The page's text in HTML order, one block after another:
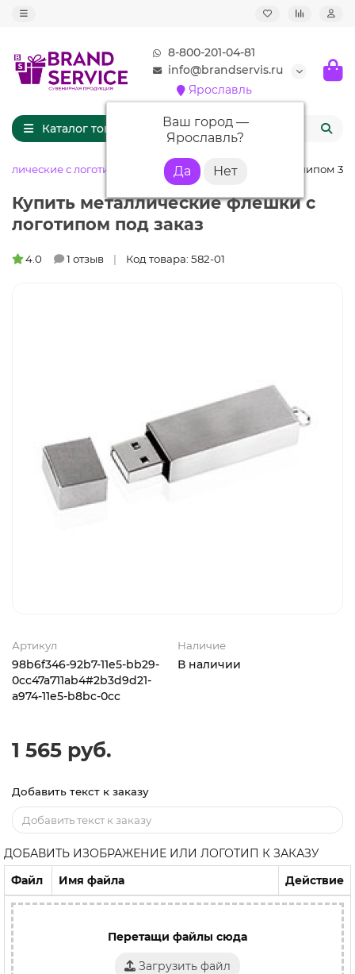
8-800-201-04-81
info@brandservis.ru
Ярославль
Ваш город —
Ярославль?
Каталог товаров
с логотипом Флешка ME005 (серебро) с чипом 32
Купить металлические флешки с
логотипом под заказ
4.0 1 отзыв Код товара: 582-01
Артикул
98b6f346-92b7-11e5-bb29-
0cc47a711ab4#2b3d9d21-
a974-11e5-b8bc-0cc
Наличие
В наличии
1 565 руб.
Добавить текст к заказу
ДОБАВИТЬ ИЗОБРАЖЕНИЕ ИЛИ ЛОГОТИП К ЗАКАЗУ
Файл
Имя файла Действие
Перетащи файлы сюда
Загрузить файл